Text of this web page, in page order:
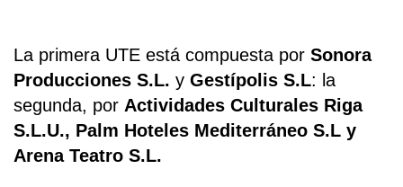
La primera UTE está compuesta por Sonora
Producciones S.L. y Gestípolis S.L: la
segunda, por Actividades Culturales Riga
S.L.U., Palm Hoteles Mediterráneo S.L y
Arena Teatro S.L.